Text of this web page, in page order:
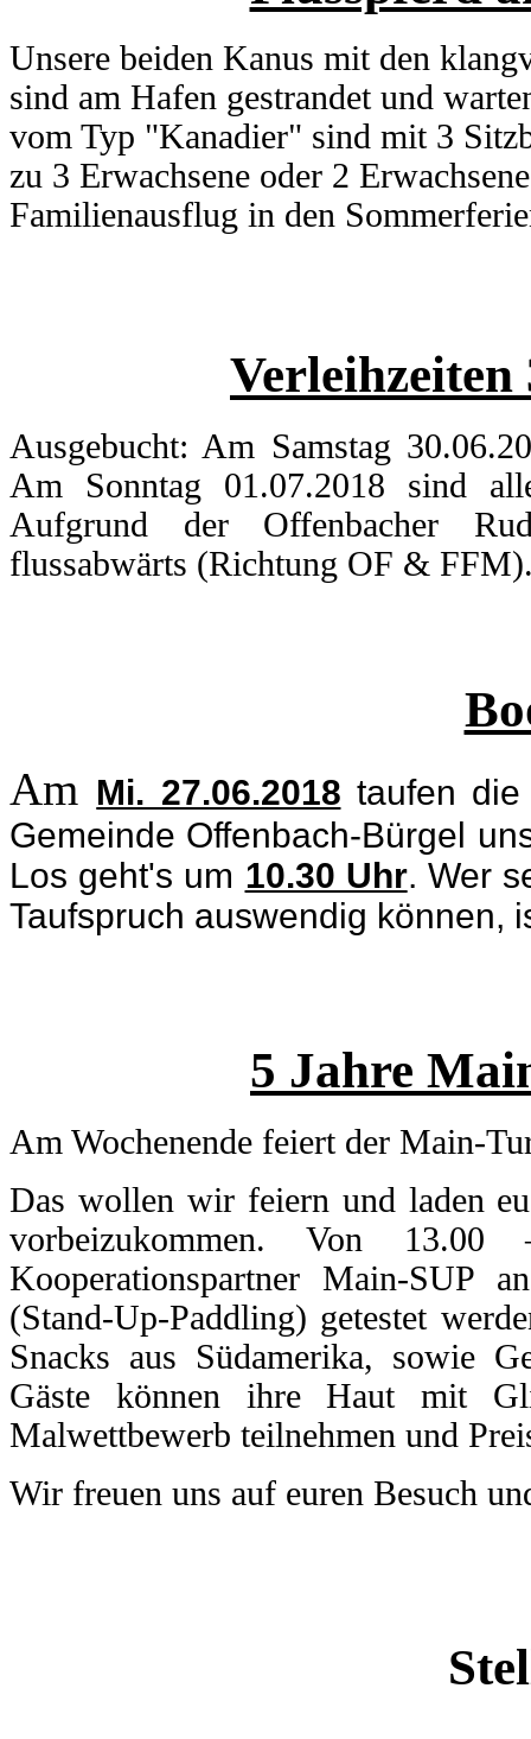
Unsere beiden Kanus mit den
sind am Hafen gestrandet und
vom Typ "Kanadier" sind mit 3
zu 3 Erwachsene oder 2
Familienausflug in den
Verleihzeiten
Ausgebucht: Am Samstag
Am Sonntag 01.07.2018 sind
Aufgrund der Offenbacher
flussabwärts (Richtung OF &
Am Mi. 27.06.2018 taufen
Gemeinde Offenbach-Bürgel
Los geht's um 10.30 Uhr. Wer
Taufspruch auswendig können,
5 Jahre
Am Wochenende feiert der Main-
Das wollen wir feiern und laden
vorbeizukommen. Von
Kooperationspartner Main-SUP
(Stand-Up-Paddling) getestet
Snacks aus Südamerika, sowie
Gäste können ihre Haut mit
Malwettbewerb teilnehmen und
Wir freuen uns auf euren Besuch